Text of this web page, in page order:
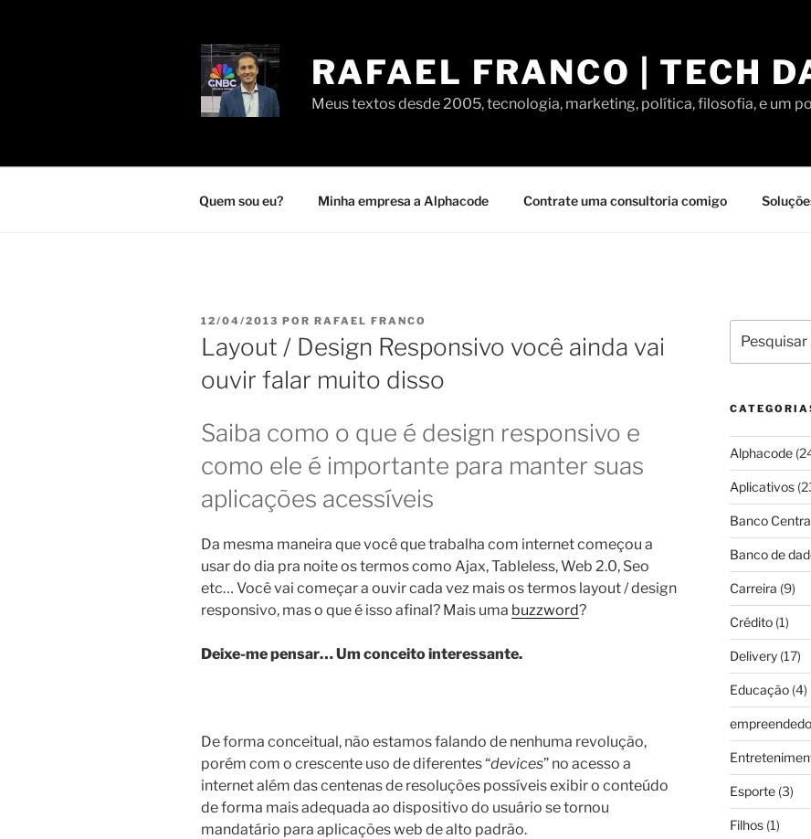
RAFAEL FRANCO | TECH
Meus textos desde 2005, tecnologia, marketing, política, filosofia, e um
Quem sou eu? Minha empresa a Alphacode Contrate uma consultoria comigo
PUBLICADO
EM
12/04/2013 POR RAFAEL FRANCO
Layout / Design Responsivo você ainda vai
ouvir falar muito disso
Saiba como o que é design responsivo e
como ele é importante para manter suas
aplicações acessíveis
Da mesma maneira que você que trabalha com internet começou a
usar do dia pra noite os termos como Ajax, Tableless, Web 2.0, Seo
etc… Você vai começar a ouvir cada vez mais os termos layout / design
responsivo, mas o que é isso afinal? Mais uma buzzword?
Deixe-me pensar… Um conceito interessante.
De forma conceitual, não estamos falando de nenhuma revolução,
porém com o crescente uso de diferentes “devices” no acesso a
internet além das centenas de resoluções possíveis exibir o conteúdo
de forma mais adequada ao dispositivo do usuário se tornou
mandatário para aplicações web de alto padrão.
por:
Alphacode
Aplicativos
Banco
Banco de
Carreira (9)
Crédito(1)
Delivery(17)
Educação(4)
Esporte(3)
Filhos(1)